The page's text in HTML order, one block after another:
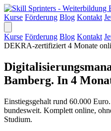
Kurse Förderung Blog Kontakt
Kurse Förderung Blog Kontakt
DEKRA-zertifiziert 4 Monate
Bamberg. In 4
Einstiegsgehalt rund 60.000
bundesweit. Komplett online,
Studium.